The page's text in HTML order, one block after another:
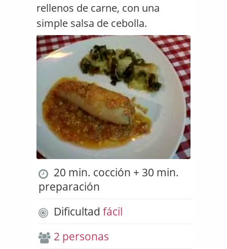
rellenos de carne, con una
simple salsa de cebolla.
20 min. cocción + 30 min.
preparación
Dificultad fácil
2 personas